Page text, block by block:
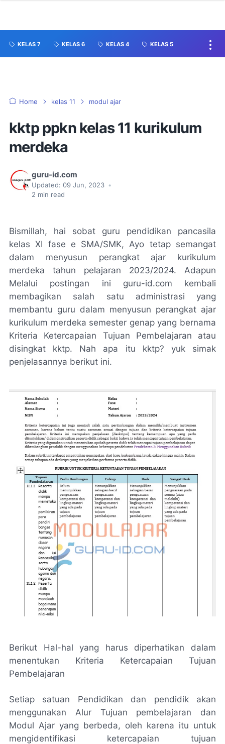
KELAS 7 KELAS 6 KELAS 4 KELAS 5
Home kelas 11 modul ajar
kktp ppkn kelas 11 kurikulum
merdeka
guru-id.com
Updated: 09 Jun, 2023 •
2 min read
Bismillah, hai sobat guru pendidikan pancasila
kelas XI fase e SMA/SMK, Ayo tetap semangat
dalam menyusun perangkat ajar kurikulum
merdeka tahun pelajaran 2023/2024. Adapun
Melalui postingan ini guru-id.com kembali
membagikan salah satu administrasi yang
membantu guru dalam menyusun perangkat ajar
kurikulum merdeka semester genap yang bernama
Kriteria Ketercapaian Tujuan Pembelajaran atau
disingkat kktp. Nah apa itu kktp? yuk simak
penjelasannya berikut ini.
Berikut Hal-hal yang harus diperhatikan dalam
menentukan Kriteria Ketercapaian Tujuan
Pembelajaran
Setiap satuan Pendidikan dan pendidik akan
menggunakan Alur Tujuan pembelajaran dan
Modul Ajar yang berbeda, oleh karena itu untuk
mengidentifikasi ketercapaian tujuan